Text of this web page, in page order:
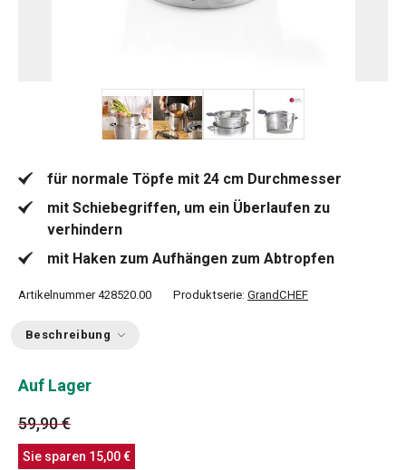
für normale Töpfe mit 24 cm Durchmesser
mit Schiebegriffen, um ein Überlaufen zu
verhindern
mit Haken zum Aufhängen zum Abtropfen
Artikelnummer 428520.00 Produktserie: GrandCHEF
Beschreibung
Auf Lager
59,90 €
Sie sparen 15,00 €